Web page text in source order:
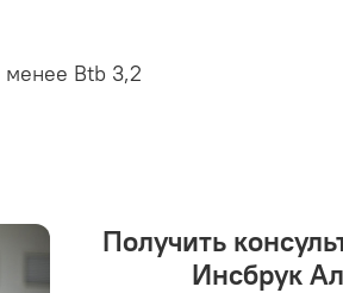
менее Вtb 3,2
Получить
Инсбрук